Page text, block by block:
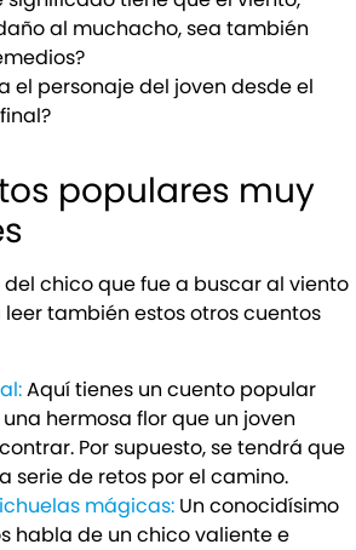
al muchacho, sea también
el personaje del joven desde el
populares muy
del chico que fue a buscar al viento
también estos otros cuentos
Aquí tienes un cuento popular
hermosa flor que un joven
Por supuesto, se tendrá que
serie de retos por el camino.
mágicas: Un conocidísimo
habla de un chico valiente e